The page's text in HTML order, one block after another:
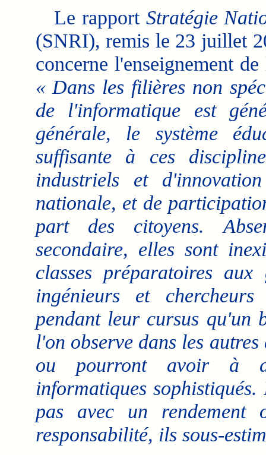
Le rapport Stratégie
(SNRI), remis le 23 juillet
concerne l'enseignement
« Dans les filières non
de l'informatique est
générale, le système
suffisante à ces
industriels et
nationale, et de
part des citoyens.
secondaire, elles sont
classes préparatoires
ingénieurs et
pendant leur cursus qu'un
l'on observe dans les
ou pourront avoir à
informatiques
pas avec un
responsabilité, ils sous-